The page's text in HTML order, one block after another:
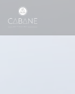
Panel pro správu cookies